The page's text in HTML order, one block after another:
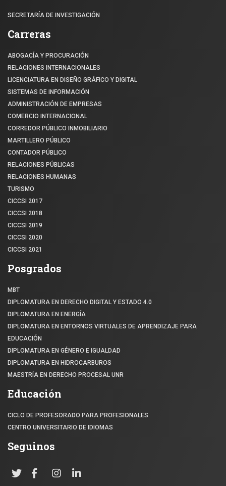
SECRETARÍA DE INVESTIGACIÓN
Carreras
ABOGACÍA Y PROCURACIÓN
RELACIONES INTERNACIONALES
LICENCIATURA EN DISEÑO GRÁFICO Y DIGITAL
SISTEMAS DE INFORMACIÓN
ADMINISTRACIÓN DE EMPRESAS
COMERCIO INTERNACIONAL
CORREDOR PÚBLICO INMOBILIARIO
MARTILLERO PÚBLICO
CONTADOR PÚBLICO
RELACIONES PÚBLICAS
RELACIONES HUMANAS
TURISMO
CICCSI 2017
CICCSI 2018
CICCSI 2019
CICCSI 2020
CICCSI 2021
Posgrados
MBT
DIPLOMATURA EN DERECHO DIGITAL Y ESTADO 4.0
DIPLOMATURA EN ENERGÍA
DIPLOMATURA EN ENTORNOS VIRTUALES DE APRENDIZAJE PARA
EDUCACIÓN
DIPLOMATURA EN GÉNERO E IGUALDAD
DIPLOMATURA EN HIDROCARBUROS
MAESTRÍA EN DERECHO PROCESAL UNR
Educación
CICLO DE PROFESORADO PARA PROFESIONALES
CENTRO UNIVERSITARIO DE IDIOMAS
Seguinos